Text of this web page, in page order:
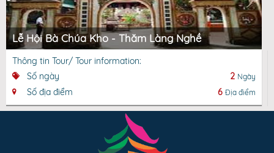
Lễ Hội Bà Chúa Kho - Thăm Làng Nghề
Thông tin Tour/ Tour information:
Số ngày
2 Ngày
Số địa điểm 6 Địa điểm